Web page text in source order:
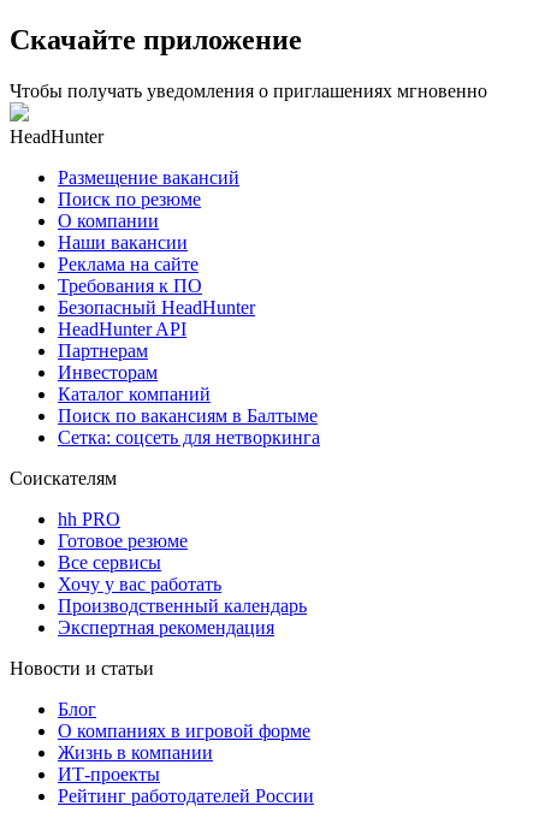
Скачайте приложение
Чтобы получать уведомления о приглашениях мгновенно
HeadHunter
Размещение вакансий
Поиск по резюме
О компании
Наши вакансии
Реклама на сайте
Требования к ПО
Безопасный HeadHunter
HeadHunter API
Партнерам
Инвесторам
Каталог компаний
Поиск по вакансиям в Балтыме
Сетка: соцсеть для нетворкинга
Соискателям
hh PRO
Готовое резюме
Все сервисы
Хочу у вас работать
Производственный календарь
Экспертная рекомендация
Новости и статьи
Блог
О компаниях в игровой форме
Жизнь в компании
ИТ-проекты
Рейтинг работодателей России